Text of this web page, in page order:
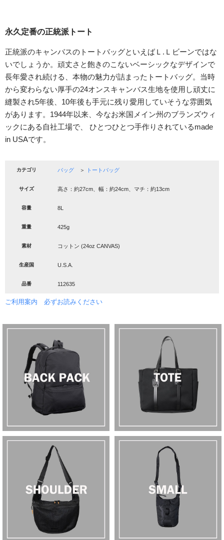
永久定番の正統派トート
正統派のキャンバスのトートバッグといえばＬ.Ｌビーンではな
いでしょうか。頑丈さと飽きのこないベーシックなデザインで
長年愛され続ける、本物の魅力が詰まったトートバッグ。当時
から変わらない厚手の24オンスキャンバス生地を使用し頑丈に
縫製され5年後、10年後も手元に残り愛用していそうな雰囲気
があります。1944年以来、今なお米国メイン州のブランズウィ
ックにある自社工場で、 ひとつひとつ手作りされているmade
in USAです。
カテゴリ バッグ ＞ トートバッグ
サイズ 高さ：約27cm、幅：約24cm、マチ：約13cm
容量 8L
重量 425g
素材 コットン (24oz CANVAS)
生産国 U.S.A.
品番 112635
ご利用案内 必ずお読みください